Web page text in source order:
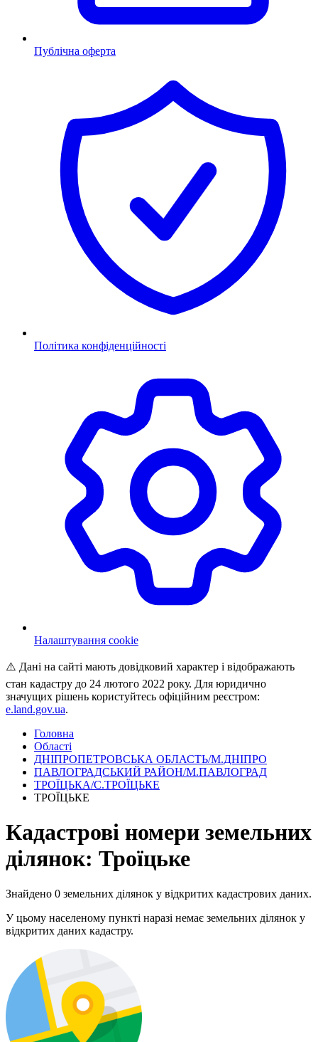
Публічна оферта
Політика конфіденційності
Налаштування cookie
⚠️ Дані на сайті мають довідковий характер і відображають
стан кадастру до 24 лютого 2022 року. Для юридично
значущих рішень користуйтесь офіційним реєстром:
e.land.gov.ua.
Головна
Області
ДНІПРОПЕТРОВСЬКА ОБЛАСТЬ/М.ДНІПРО
ПАВЛОГРАДСЬКИЙ РАЙОН/М.ПАВЛОГРАД
ТРОЇЦЬКА/С.ТРОЇЦЬКЕ
ТРОЇЦЬКЕ
Кадастрові номери земельних
ділянок: Троїцьке
Знайдено 0 земельних ділянок у відкритих кадастрових даних.
У цьому населеному пункті наразі немає земельних ділянок у
відкритих даних кадастру.